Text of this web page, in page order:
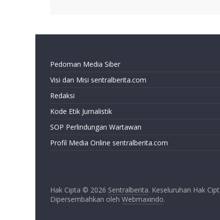
Pedoman Media Siber
Visi dan Misi sentralberita.com
Redaksi
Kode Etik Jurnalistik
SOP Perlindungan Wartawan
Profil Media Online sentralberita.com
Hak Cipta © 2026 Sentralberita. Keseluruhan Hak
Dipersembahkan oleh Webmaxindo.